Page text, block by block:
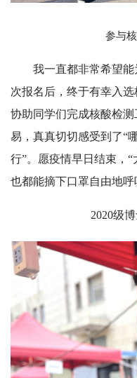
参与
我一直都非常希望
次报名后，终于有幸入
协助同学们完成核酸检
易，真真切切感受到了“
行”。愿疫情早日结束，
也都能摘下口罩自由地呼
2020级